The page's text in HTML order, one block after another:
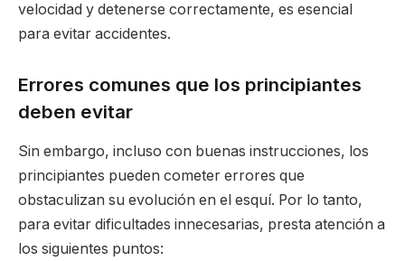
velocidad y detenerse correctamente, es esencial
para evitar accidentes.
Errores comunes que los principiantes
deben evitar
Sin embargo, incluso con buenas instrucciones, los
principiantes pueden cometer errores que
obstaculizan su evolución en el esquí. Por lo tanto,
para evitar dificultades innecesarias, presta atención a
los siguientes puntos: